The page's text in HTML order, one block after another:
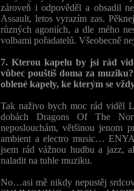
zároveň i odpověděl a obsadil
Assault, letos vyrazím zas.
různých agoniích, a dle mého
volbami pořadatelů. Všeobecně
7. Kterou kapelu by jsi rád
vůbec pouštíš doma za
oblené kapely, ke kterým se
Tak naživo bych moc rád
dobách Dragons Of The
neposlouchám, většinou jenom
ambient a electro music…
jsem rád vážnou hudbu a jazz,
naladit na tuhle muziku.
No…asi mě nikdy nepustěj